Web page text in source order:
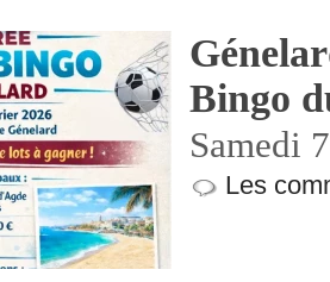
Bingo
Samedi
Les